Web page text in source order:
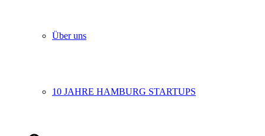
Über uns
10 JAHRE HAMBURG STARTUPS